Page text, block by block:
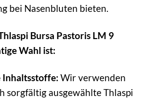
bei Nasenbluten bieten.
Bursa Pastoris LM 9
Wahl ist:
Wir verwenden
sorgfältig ausgewählte Thlaspi